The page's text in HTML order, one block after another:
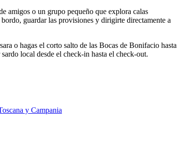
amigos o un grupo pequeño que explora calas
guardar las provisiones y dirigirte directamente a
o hagas el corto salto de las Bocas de Bonifacio hasta
local desde el check-in hasta el check-out.
y Campania